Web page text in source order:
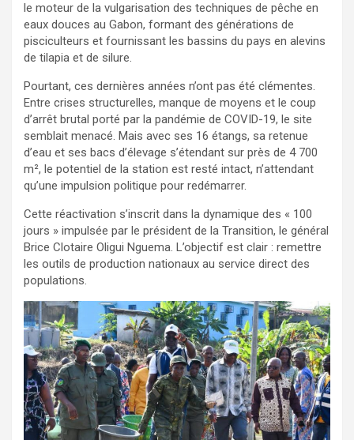
le moteur de la vulgarisation des techniques de pêche en
eaux douces au Gabon, formant des générations de
pisciculteurs et fournissant les bassins du pays en alevins
de tilapia et de silure.
Pourtant, ces dernières années n’ont pas été clémentes.
Entre crises structurelles, manque de moyens et le coup
d’arrêt brutal porté par la pandémie de COVID-19, le site
semblait menacé. Mais avec ses 16 étangs, sa retenue
d’eau et ses bacs d’élevage s’étendant sur près de 4 700
m², le potentiel de la station est resté intact, n’attendant
qu’une impulsion politique pour redémarrer.
Cette réactivation s’inscrit dans la dynamique des « 100
jours » impulsée par le président de la Transition, le général
Brice Clotaire Oligui Nguema. L’objectif est clair : remettre
les outils de production nationaux au service direct des
populations.